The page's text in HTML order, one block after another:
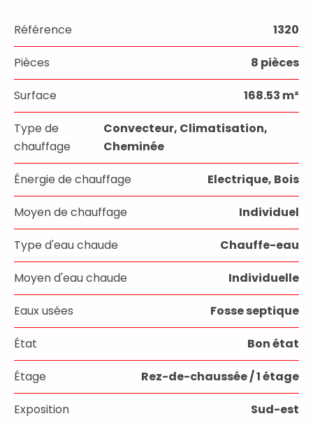
Référence 1320
Pièces 8 pièces
Surface 168.53 m²
Type de
chauffage
Convecteur, Climatisation,
Cheminée
Énergie de chauffage Electrique, Bois
Moyen de chauffage Individuel
Type d'eau chaude Chauffe-eau
Moyen d'eau chaude Individuelle
Eaux usées Fosse septique
État Bon état
Étage Rez-de-chaussée / 1 étage
Exposition Sud-est